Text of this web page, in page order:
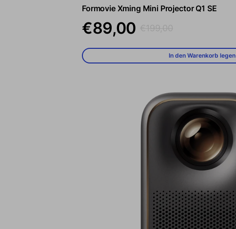
Formovie Xming Mini Projector Q1 SE
€89,00
Regulärer Preis
In den Warenkorb legen